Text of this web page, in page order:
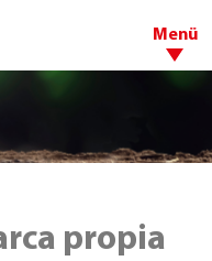
Menü
propia